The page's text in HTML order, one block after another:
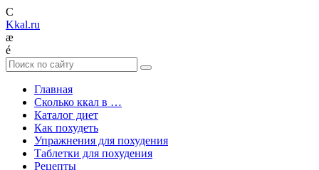
C
Kkal.ru
æ
é
Главная
Сколько ккал в …
Каталог диет
Как похудеть
Упражнения для похудения
Таблетки для похудения
Рецепты